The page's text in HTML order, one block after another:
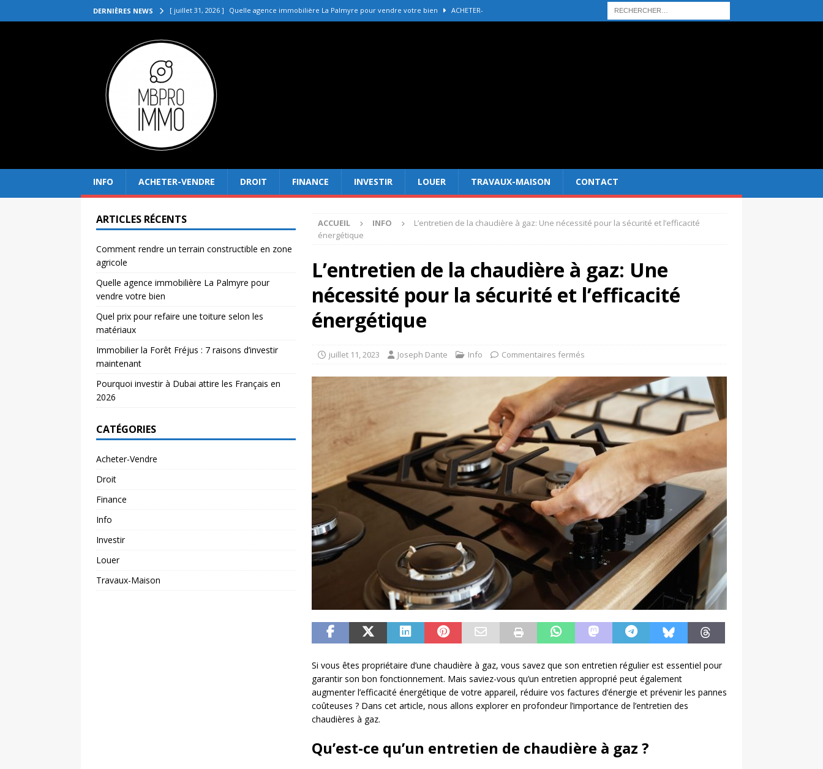
DERNIÈRES NEWS [ juillet 31, 2026 ] Quelle agence immobilière La Palmyre pour vendre votre bien ACHETER-
[ juillet 27, 2026 ]
[ juillet 23, 2026 ]
[ juillet 19, 2026 ]
[ août 4, 2026 ]
INFO ACHETER-VENDRE DROIT FINANCE INVESTIR LOUER TRAVAUX-MAISON CONTACT
ACCUEIL INFO
L’entretien de la chaudière à gaz: Une nécessité pour la sécurité et l’efficacité
énergétique
L’entretien de la chaudière à gaz: Une
nécessité pour la sécurité et l’efficacité
énergétique
juillet 11, 2023 Joseph Dante Info Commentaires fermés
Si vous êtes propriétaire d’une chaudière à gaz, vous savez que son entretien régulier est essentiel pour
garantir son bon fonctionnement. Mais saviez-vous qu’un entretien approprié peut également
augmenter l’efficacité énergétique de votre appareil, réduire vos factures d’énergie et prévenir les pannes
coûteuses ? Dans cet article, nous allons explorer en profondeur l’importance de l’entretien des
chaudières à gaz.
Qu’est-ce qu’un entretien de chaudière à gaz ?
ARTICLES RÉCENTS
Comment rendre un terrain constructible en zone
agricole
Quelle agence immobilière La Palmyre pour
vendre votre bien
Quel prix pour refaire une toiture selon les
matériaux
Immobilier la Forêt Fréjus : 7 raisons d’investir
maintenant
Pourquoi investir à Dubai attire les Français en
2026
CATÉGORIES
Acheter-Vendre
Droit
Finance
Info
Investir
Louer
Travaux-Maison